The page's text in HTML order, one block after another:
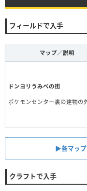
フィールドで入手
マップ／説明
ドンヨリうみべの街
ポケモンセンター裏の建物の
▶︎各マップ
クラフトで入手